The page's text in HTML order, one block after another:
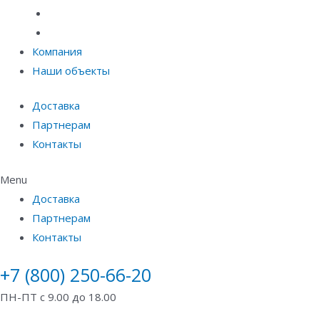
Компания
Наши объекты
Доставка
Партнерам
Контакты
Menu
Доставка
Партнерам
Контакты
+7 (800) 250-66-20
ПН-ПТ с 9.00 до 18.00